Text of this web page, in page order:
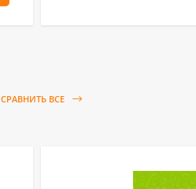
СРАВНИТЬ ВСЕ